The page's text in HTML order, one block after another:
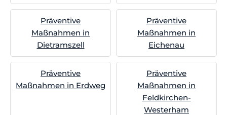
Präventive
Maßnahmen in
Dietramszell
Präventive
Maßnahmen in
Eichenau
Präventive
Maßnahmen in Erdweg
Präventive
Maßnahmen in
Feldkirchen-
Westerham